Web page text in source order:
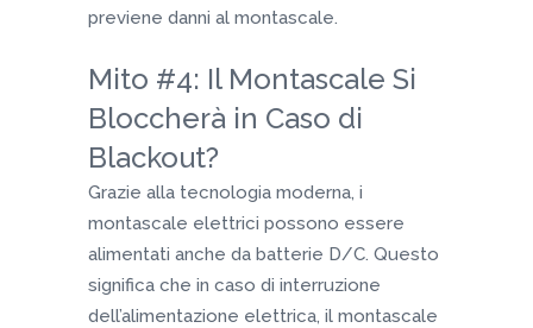
previene danni al montascale.
Mito #4: Il Montascale Si
Bloccherà in Caso di
Blackout?
Grazie alla tecnologia moderna, i
montascale elettrici possono essere
alimentati anche da batterie D/C. Questo
significa che in caso di interruzione
dell’alimentazione elettrica, il montascale